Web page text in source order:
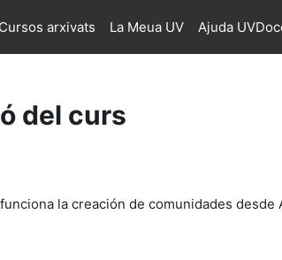
Cursos arxivats La Meua UV Ajuda
del curs
la creación de comunidades desde